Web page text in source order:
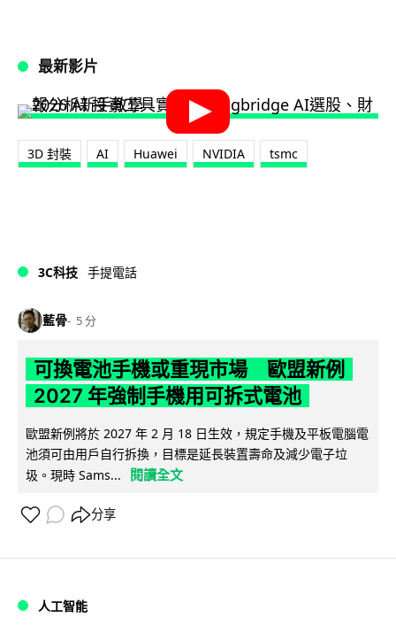
最新影片
3D 封裝 AI Huawei NVIDIA tsmc
3C科技 手提電話
藍骨 5 分
可換電池手機或重現市場 歐盟新例
2027 年強制手機用可拆式電池
歐盟新例將於 2027 年 2 月 18 日生效，規定手機及平板電腦電
池須可由用戶自行拆換，目標是延長裝置壽命及減少電子垃
圾。現時 Sams...
閱讀全文
分享
人工智能